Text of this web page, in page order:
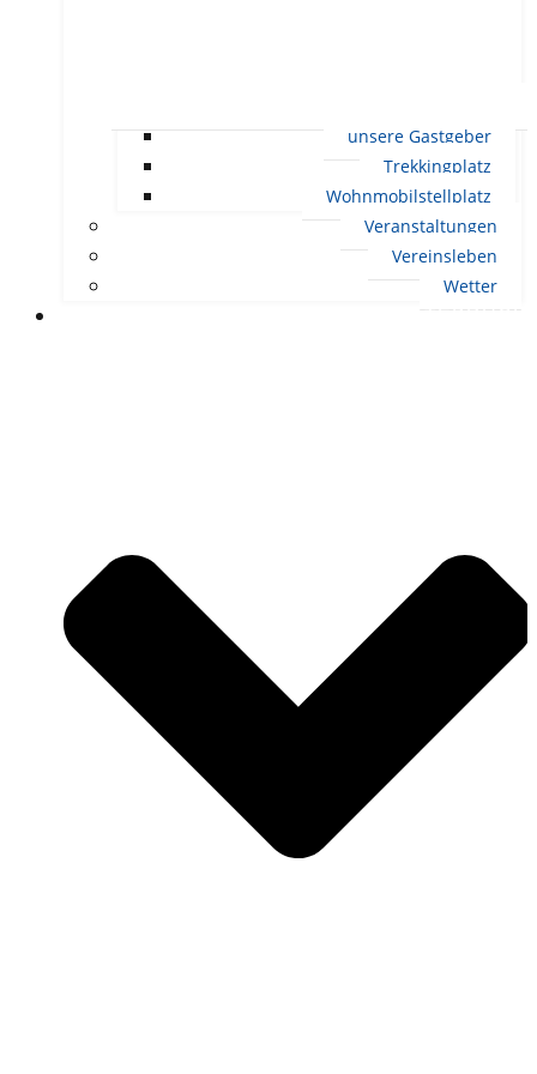
unsere Gastgeber
Trekkingplatz
Wohnmobilstellplatz
Veranstaltungen
Vereinsleben
Wetter
LEBEN IN ERNDTEBRÜCK